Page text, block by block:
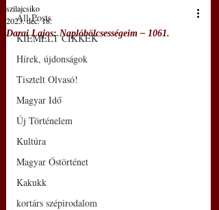
All Posts
KIEMELT CIKKEK
Hírek, újdonságok
Tisztelt Olvasó!
Magyar Idő
Új Történelem
Kultúra
Magyar Őstörténet
Kakukk
kortárs szépirodalom
Darai Lajos: Naplóbölcsességeim – 1061.
szilajcsiko
2023. dec. 18.